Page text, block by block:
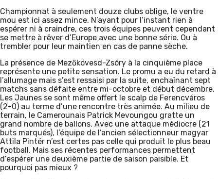
Championnat à seulement douze clubs oblige, le ventre
mou est ici assez mince. N’ayant pour l’instant rien à
espérer ni à craindre, ces trois équipes peuvent cependant
se mettre à rêver d’Europe avec une bonne série. Ou à
trembler pour leur maintien en cas de panne sèche.
La présence de Mezőkövesd-Zsóry à la cinquième place
représente une petite sensation. Le promu a eu du retard à
l’allumage mais s’est ressaisi par la suite, enchaînant sept
matchs sans défaite entre mi-octobre et début décembre.
Les Jaunes se sont même offert le scalp de Ferencváros
(2-0) au terme d’une rencontre très animée. Au milieu de
terrain, le Camerounais Patrick Mevoungou gratte un
grand nombre de ballons. Avec une attaque médiocre (21
buts marqués), l’équipe de l’ancien sélectionneur magyar
Attila Pintér n’est certes pas celle qui produit le plus beau
football. Mais ses récentes performances permettent
d’espérer une deuxième partie de saison paisible. Et
pourquoi pas mieux ?